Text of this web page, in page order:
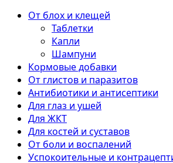
От блох и клещей
Таблетки
Капли
Шампуни
Кормовые добавки
От глистов и паразитов
Антибиотики и антисептики
Для глаз и ушей
Для ЖКТ
Для костей и суставов
От боли и воспалений
Успокоительные и